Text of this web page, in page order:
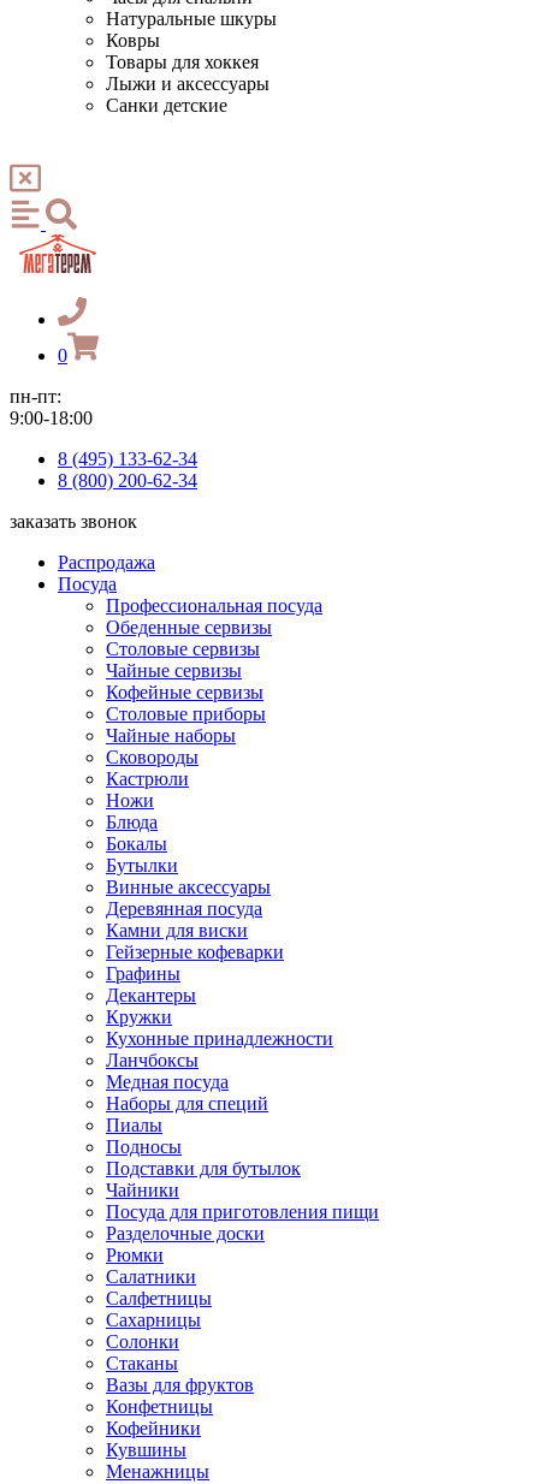
Натуральные шкуры
Ковры
Товары для хоккея
Лыжи и аксессуары
Санки детские
0
пн-пт:
9:00-18:00
8 (495) 133-62-34
8 (800) 200-62-34
заказать звонок
Распродажа
Посуда
Профессиональная посуда
Обеденные сервизы
Столовые сервизы
Чайные сервизы
Кофейные сервизы
Столовые приборы
Чайные наборы
Сковороды
Кастрюли
Ножи
Блюда
Бокалы
Бутылки
Винные аксессуары
Деревянная посуда
Камни для виски
Гейзерные кофеварки
Графины
Декантеры
Кружки
Кухонные принадлежности
Ланчбоксы
Медная посуда
Наборы для специй
Пиалы
Подносы
Подставки для бутылок
Чайники
Посуда для приготовления пищи
Разделочные доски
Рюмки
Салатники
Салфетницы
Сахарницы
Солонки
Стаканы
Вазы для фруктов
Конфетницы
Кофейники
Кувшины
Менажницы